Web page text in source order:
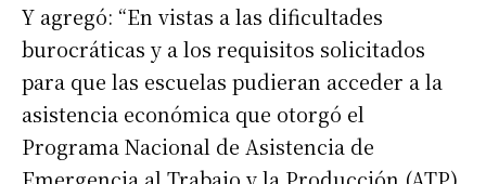
Y agregó: “En vistas a las dificultades
burocráticas y a los requisitos solicitados
para que las escuelas pudieran acceder a la
asistencia económica que otorgó el
Programa Nacional de Asistencia de